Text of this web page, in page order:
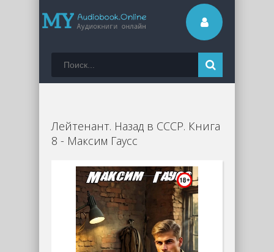
Лейтенант. Назад в СССР. Книга
8 - Максим Гаусс